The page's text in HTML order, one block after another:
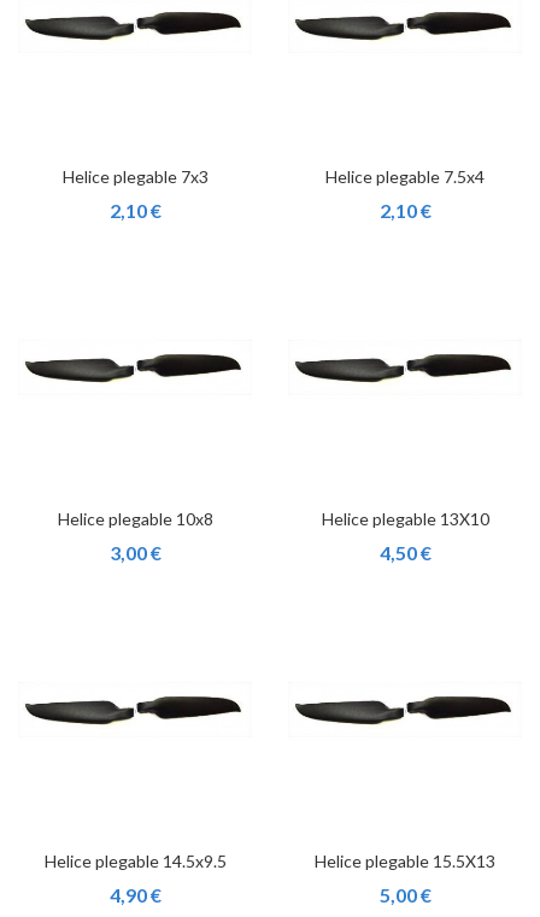
Helice plegable 7x3
2,10 €
Helice plegable 7.5x4
2,10 €
Helice plegable 10x8
3,00 €
Helice plegable 13X10
4,50 €
Helice plegable 14.5x9.5
4,90 €
Helice plegable 15.5X13
5,00 €